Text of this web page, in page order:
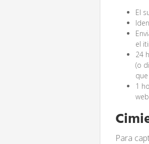
El
el
24
(o
1
Para